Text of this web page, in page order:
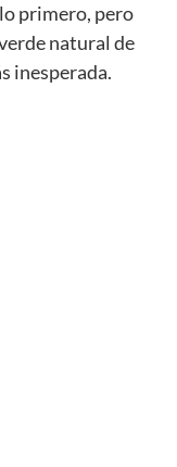
primero, pero
natural de
inesperada.